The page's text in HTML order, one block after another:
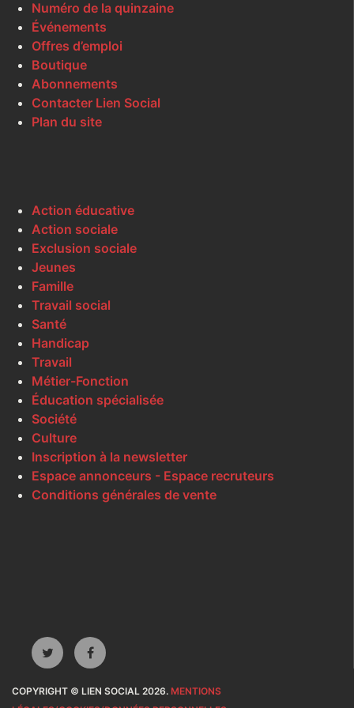
Numéro de la quinzaine
Événements
Offres d’emploi
Boutique
Abonnements
Contacter Lien Social
Plan du site
Action éducative
Action sociale
Exclusion sociale
Jeunes
Famille
Travail social
Santé
Handicap
Travail
Métier-Fonction
Éducation spécialisée
Société
Culture
Inscription à la newsletter
Espace annonceurs - Espace recruteurs
Conditions générales de vente
COPYRIGHT © LIEN SOCIAL 2026. MENTIONS